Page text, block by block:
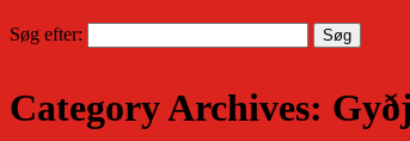
Søg efter:
Category Archives: